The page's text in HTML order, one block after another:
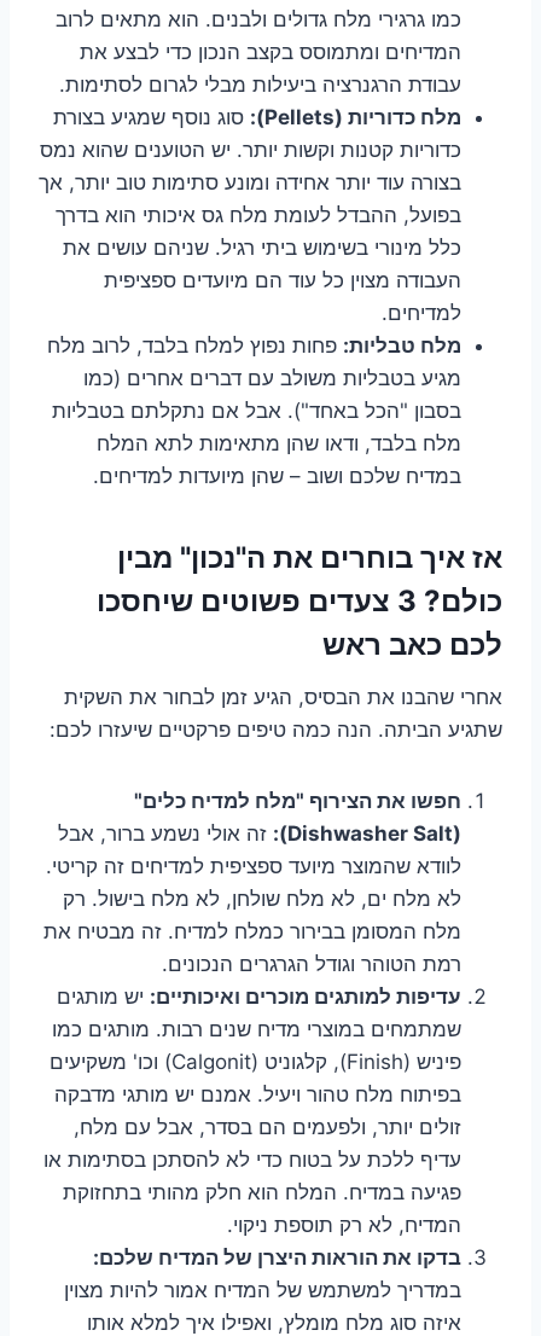
כמו גרגירי מלח גדולים ולבנים. הוא מתאים לרוב
המדיחים ומתמוסס בקצב הנכון כדי לבצע את
עבודת הרגנרציה ביעילות מבלי לגרום לסתימות.
מלח כדוריות (Pellets):
סוג נוסף שמגיע בצורת
כדוריות קטנות וקשות יותר. יש הטוענים שהוא נמס
בצורה עוד יותר אחידה ומונע סתימות טוב יותר, אך
בפועל, ההבדל לעומת מלח גס איכותי הוא בדרך
כלל מינורי בשימוש ביתי רגיל. שניהם עושים את
העבודה מצוין כל עוד הם מיועדים ספציפית
למדיחים.
מלח טבליות: פחות נפוץ למלח בלבד, לרוב מלח
מגיע בטבליות משולב עם דברים אחרים (כמו
בסבון "הכל באחד"). אבל אם נתקלתם בטבליות
מלח בלבד, ודאו שהן מתאימות לתא המלח
במדיח שלכם ושוב – שהן מיועדות למדיחים.
אז איך בוחרים את ה"נכון" מבין
כולם? 3 צעדים פשוטים שיחסכו
לכם כאב ראש
אחרי שהבנו את הבסיס, הגיע זמן לבחור את השקית
שתגיע הביתה. הנה כמה טיפים פרקטיים שיעזרו לכם:
חפשו את הצירוף "מלח למדיח כלים"
(Dishwasher Salt):
זה אולי נשמע ברור, אבל
לוודא שהמוצר מיועד ספציפית למדיחים זה קריטי.
לא מלח ים, לא מלח שולחן, לא מלח בישול. רק
מלח המסומן בבירור כמלח למדיח. זה מבטיח את
רמת הטוהר וגודל הגרגרים הנכונים.
עדיפות למותגים מוכרים ואיכותיים: יש מותגים
שמתמחים במוצרי מדיח שנים רבות. מותגים כמו
פיניש (Finish), קלגוניט (Calgonit) וכו' משקיעים
בפיתוח מלח טהור ויעיל. אמנם יש מותגי מדבקה
זולים יותר, ולפעמים הם בסדר, אבל עם מלח,
עדיף ללכת על בטוח כדי לא להסתכן בסתימות או
פגיעה במדיח. המלח הוא חלק מהותי בתחזוקת
המדיח, לא רק תוספת ניקוי.
בדקו את הוראות היצרן של המדיח שלכם:
במדריך למשתמש של המדיח אמור להיות מצוין
איזה סוג מלח מומלץ, ואפילו איך למלא אותו